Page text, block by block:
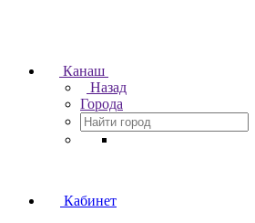
Канаш
Назад
Города
Кабинет